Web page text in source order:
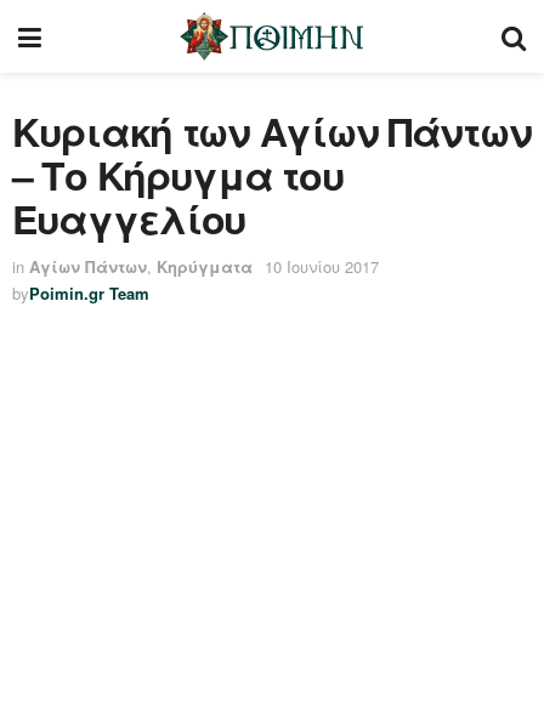
Κυριακή των Αγίων Πάντων
– Το Κήρυγμα του
Ευαγγελίου
in Αγίων Πάντων, Κηρύγματα
10 Ιουνίου 2017
byPoimin.gr Team